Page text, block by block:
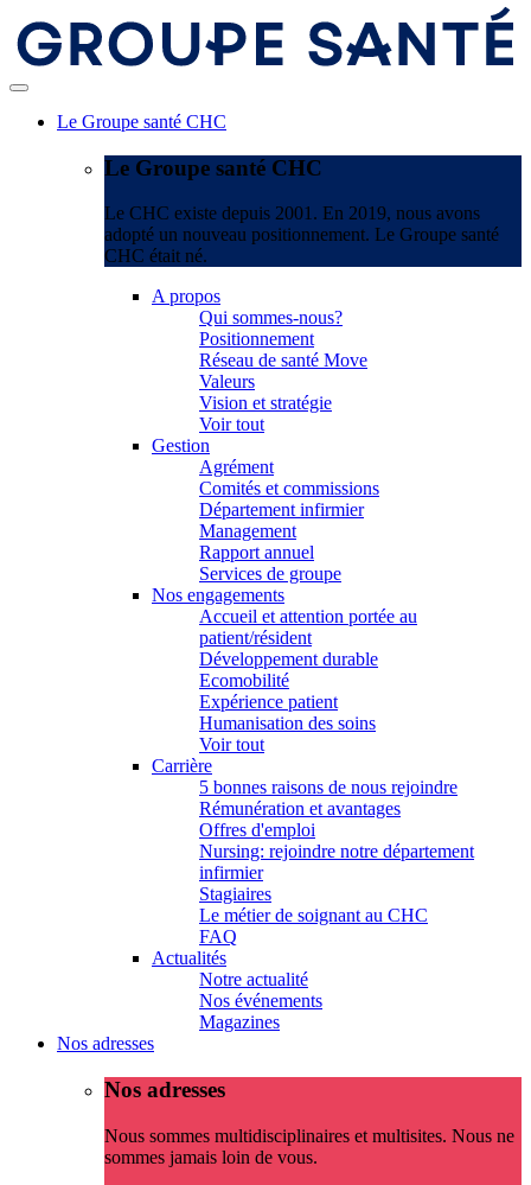
Le Groupe santé CHC
Le Groupe santé CHC
Le CHC existe depuis 2001. En 2019, nous avons
adopté un nouveau positionnement. Le Groupe santé
CHC était né.
A propos
Qui sommes-nous?
Positionnement
Réseau de santé Move
Valeurs
Vision et stratégie
Voir tout
Gestion
Agrément
Comités et commissions
Département infirmier
Management
Rapport annuel
Services de groupe
Nos engagements
Accueil et attention portée au
patient/résident
Développement durable
Ecomobilité
Expérience patient
Humanisation des soins
Voir tout
Carrière
5 bonnes raisons de nous rejoindre
Rémunération et avantages
Offres d'emploi
Nursing: rejoindre notre département
infirmier
Stagiaires
Le métier de soignant au CHC
FAQ
Actualités
Notre actualité
Nos événements
Magazines
Nos adresses
Nos adresses
Nous sommes multidisciplinaires et multisites. Nous ne
sommes jamais loin de vous.